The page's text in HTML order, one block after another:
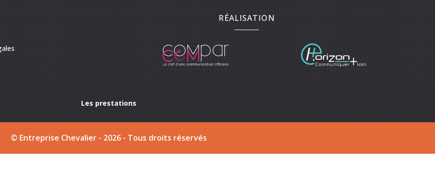
RÉALISATION
Les prestations
de puit dans le 37230 Rénovation de puit dans le 37210
Rénovation de puit dans le 37390
Renforcement cave et falaise à Tours
Renforcement cave et falaise dans le 37230
Renforcement cave et falaise dans le 37390
Renforcement cave et falaise dans le 37400
© Entreprise Chevalier - 2026 - Tous droits réservés